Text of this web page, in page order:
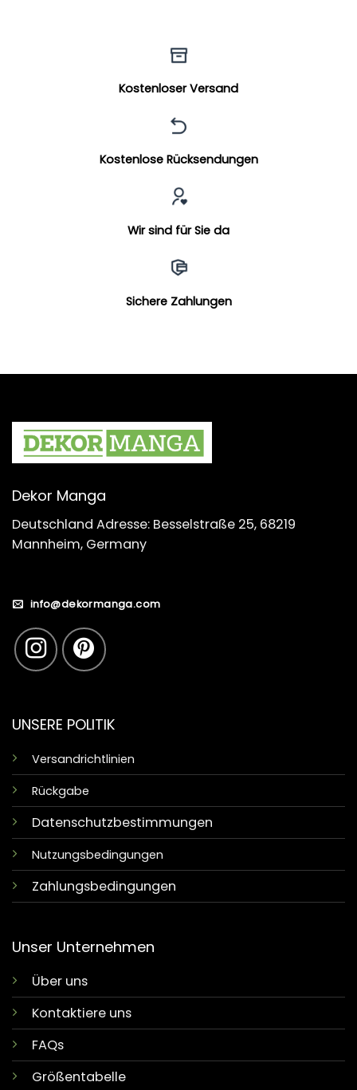
Kostenloser Versand
Kostenlose Rücksendungen
Wir sind für Sie da
Sichere Zahlungen
Dekor Manga
Deutschland Adresse: Besselstraße 25, 68219
Mannheim, Germany
info@dekormanga.com
UNSERE POLITIK
Versandrichtlinien
Rückgabe
Datenschutzbestimmungen
Nutzungsbedingungen
Zahlungsbedingungen
Unser Unternehmen
Über uns
Kontaktiere uns
FAQs
Größentabelle